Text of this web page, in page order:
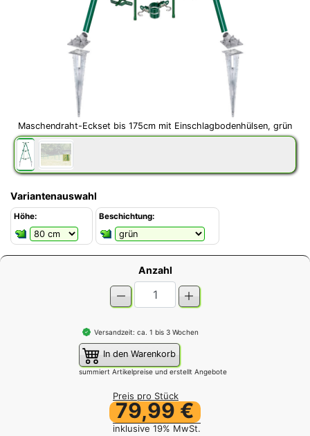
Maschendraht-Eckset bis 175cm mit Einschlagbodenhülsen, grün
Variantenauswahl
Höhe: Beschichtung:
Anzahl
Versandzeit: ca. 1 bis 3 Wochen
In den Warenkorb
summiert Artikelpreise und erstellt Angebote
Preis pro Stück
79,99 €
inklusive 19% MwSt.